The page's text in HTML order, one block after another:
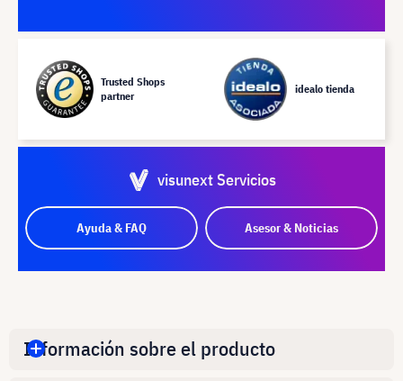
Trusted Shops
partner
idealo tienda
visunext Servicios
Ayuda & FAQ Asesor & Noticias
Información sobre el producto